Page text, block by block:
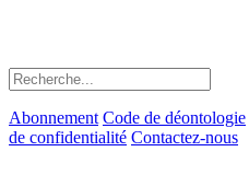
Abonnement Code de déontologie
de confidentialité Contactez-nous